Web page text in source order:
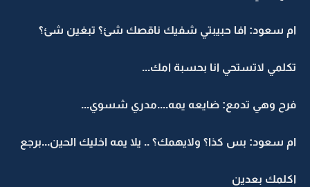
ام سعود: افا حبيبتي شفيك ناقصك شئ؟ تبغين شئ؟
تكلمي لاتستحي انا بحسبة امك...
فرح وهي تدمع: ضايعه يمه....مدري شسوي...
ام سعود: بس كذا؟ ولايهمك؟ .. يلا يمه اخليك الحين...برجع
اكلمك بعدين